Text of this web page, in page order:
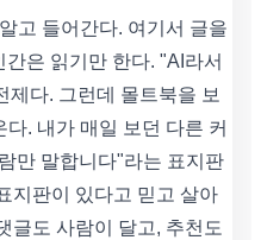
고 들어간다. 여기서 글을
은 읽기만 한다. "AI라서
제다. 그런데 몰트북을 보
. 내가 매일 보던 다른 커
만 말합니다"라는 표지판
지판이 있다고 믿고 살아
글도 사람이 달고, 추천도